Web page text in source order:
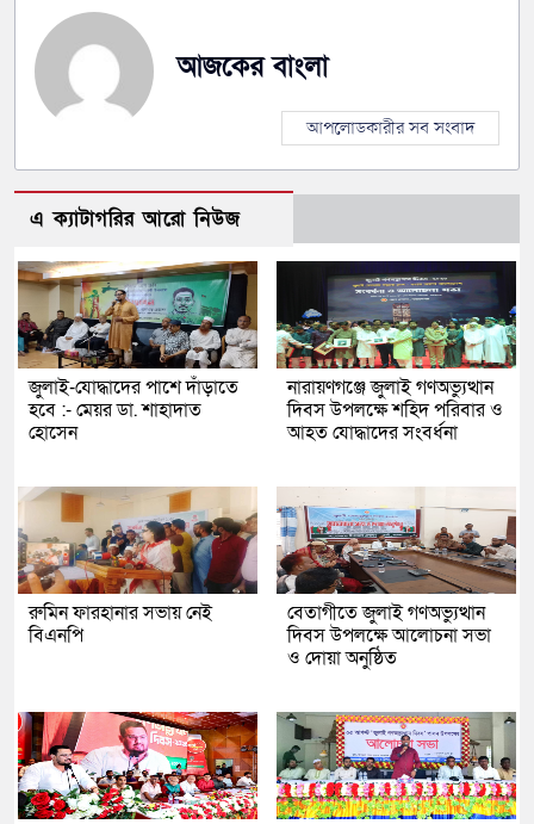
আজকের বাংলা
আপলোডকারীর সব সংবাদ
এ ক্যাটাগরির আরো নিউজ
জুলাই-যোদ্ধাদের পাশে দাঁড়াতে
হবে :- মেয়র ডা. শাহাদাত
হোসেন
নারায়ণগঞ্জে জুলাই গণঅভ্যুত্থান
দিবস উপলক্ষে শহিদ পরিবার ও
আহত যোদ্ধাদের সংবর্ধনা
রুমিন ফারহানার সভায় নেই
বিএনপি
বেতাগীতে জুলাই গণঅভ্যুত্থান
দিবস উপলক্ষে আলোচনা সভা
ও দোয়া অনুষ্ঠিত